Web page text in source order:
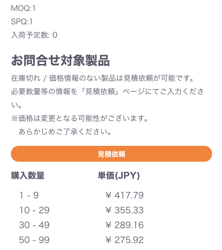
MOQ:1
SPQ:1
入荷予定数: 0
お問合せ対象製品
在庫切れ / 価格情報のない製品は見積依頼が可能です。
必要数量等の情報を「見積依頼」ページにてご入力くださ
い。
※価格は変更となる可能性がございます。
あらかじめご了承ください。
見積依頼
購入数量 単価(JPY)
1 - 9
¥ 417.79
10 - 29
¥ 355.33
30 - 49
¥ 289.16
50 - 99
¥ 275.92